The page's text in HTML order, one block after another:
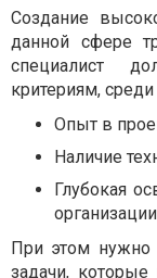
Создание
данной сфере
специалист
критериям,
Опыт в
Наличие
Глубокая
При этом нужно
задачи,